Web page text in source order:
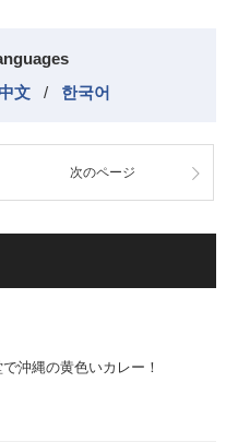
文 / 한국어
次のページ
沖縄の黄色いカレー！